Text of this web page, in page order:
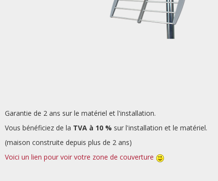
Garantie de 2 ans sur le matériel et l'installation.
Vous bénéficiez de la TVA à 10 % sur l'installation et le matériel.
(maison construite depuis plus de 2 ans)
Voici un lien pour voir votre zone de couverture